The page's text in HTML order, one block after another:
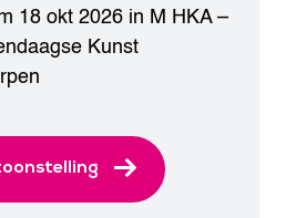
18 okt 2026 in M HKA –
Kunst